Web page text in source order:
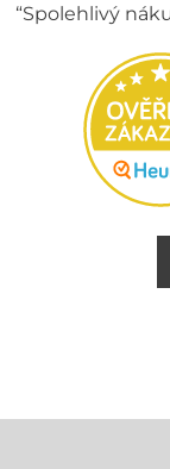
“Spolehlivý